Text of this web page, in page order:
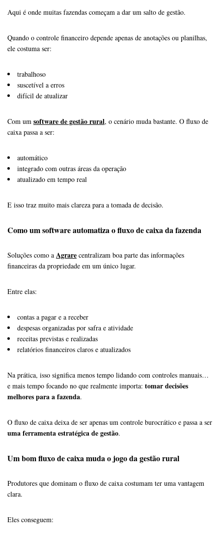
Aqui é onde muitas fazendas começam a dar um salto de gestão.
Quando o controle financeiro depende apenas de anotações ou planilhas,
ele costuma ser:
trabalhoso
suscetível a erros
difícil de atualizar
Com um software de gestão rural, o cenário muda bastante. O fluxo de
caixa passa a ser:
automático
integrado com outras áreas da operação
atualizado em tempo real
E isso traz muito mais clareza para a tomada de decisão.
Como um software automatiza o fluxo de caixa da fazenda
Soluções como a Agrare centralizam boa parte das informações
financeiras da propriedade em um único lugar.
Entre elas:
contas a pagar e a receber
despesas organizadas por safra e atividade
receitas previstas e realizadas
relatórios financeiros claros e atualizados
Na prática, isso significa menos tempo lidando com controles manuais…
e mais tempo focando no que realmente importa: tomar decisões
melhores para a fazenda.
O fluxo de caixa deixa de ser apenas um controle burocrático e passa a ser
uma ferramenta estratégica de gestão.
Um bom fluxo de caixa muda o jogo da gestão rural
Produtores que dominam o fluxo de caixa costumam ter uma vantagem
clara.
Eles conseguem: